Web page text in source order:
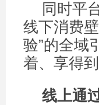
同时平
线下消费
验”的全域
着、享得到
线上通